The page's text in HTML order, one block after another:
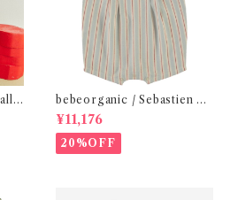
bebeorganic / Sebastien Ro
mper Sea Side Stripe(12ｍ)
¥11,176
20%OFF